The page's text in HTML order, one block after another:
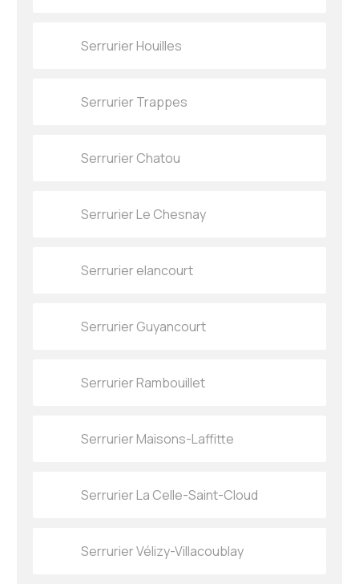
Serrurier Houilles
Serrurier Trappes
Serrurier Chatou
Serrurier Le Chesnay
Serrurier elancourt
Serrurier Guyancourt
Serrurier Rambouillet
Serrurier Maisons-Laffitte
Serrurier La Celle-Saint-Cloud
Serrurier Vélizy-Villacoublay